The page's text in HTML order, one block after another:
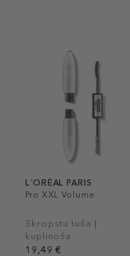
L´ORÉAL PARIS
Pro XXL Volume
Skropstu tuša |
kuplinoša
19,49 €